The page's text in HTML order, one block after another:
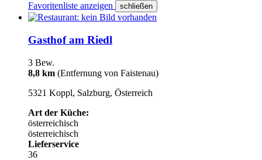
Favoritenliste anzeigen schließen
Gasthof am Riedl
3 Bew.
8,8 km (Entfernung von Faistenau)
5321 Koppl, Salzburg, Österreich
Art der Küche:
österreichisch
österreichisch
Lieferservice
36